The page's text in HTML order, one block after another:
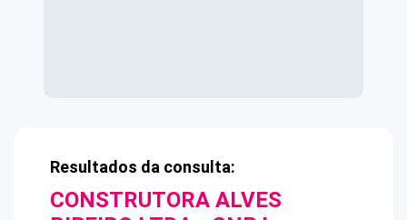
Resultados da consulta:
CONSTRUTORA ALVES